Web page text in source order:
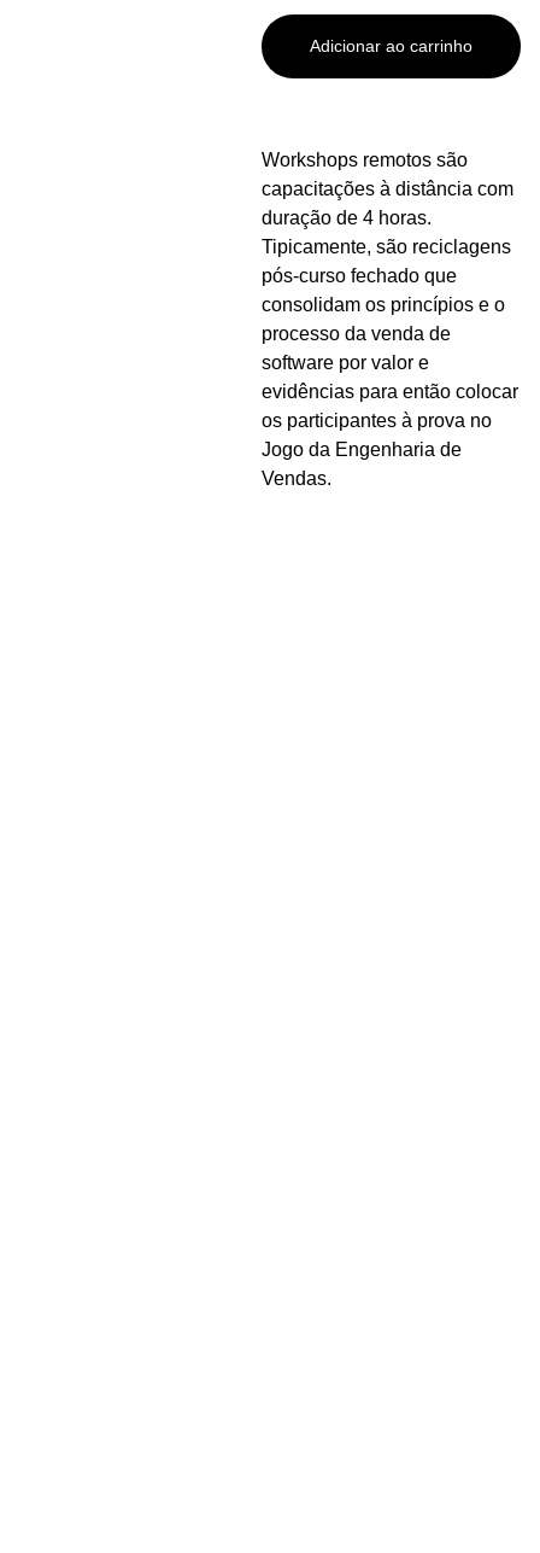
Adicionar ao carrinho
Workshops remotos são
capacitações à distância com
duração de 4 horas.
Tipicamente, são reciclagens
pós-curso fechado que
consolidam os princípios e o
processo da venda de
software por valor e
evidências para então colocar
os participantes à prova no
Jogo da Engenharia de
Vendas.